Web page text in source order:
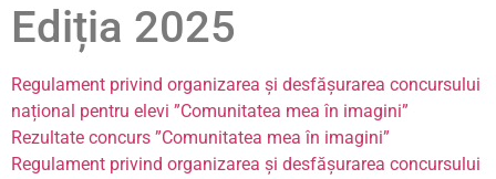
Ediția 2025
Regulament privind organizarea și desfășurarea concursului
național pentru elevi ”Comunitatea mea în imagini”
Rezultate concurs ”Comunitatea mea în imagini”
Regulament privind organizarea și desfășurarea concursului